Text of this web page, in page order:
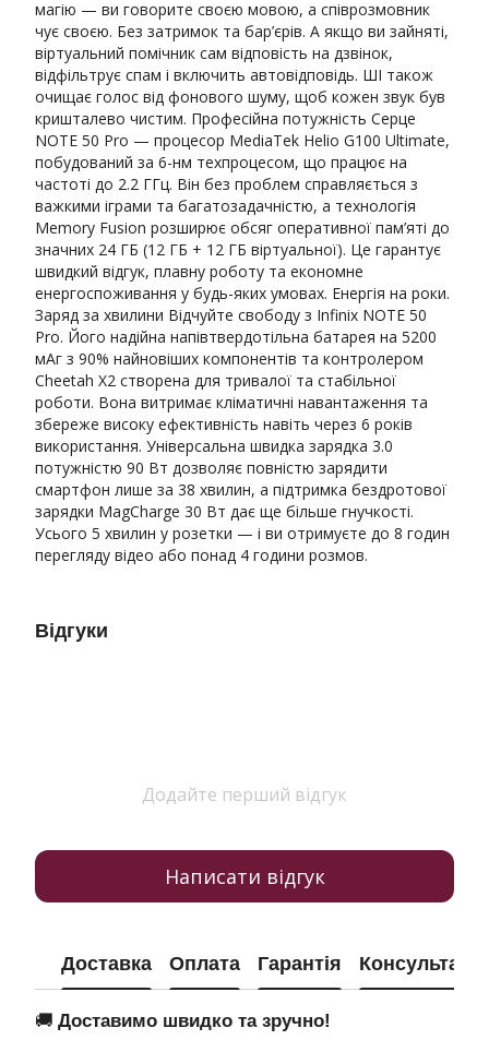
магію — ви говорите своєю мовою, а співрозмовник
чує своєю. Без затримок та бар’єрів. А якщо ви зайняті,
віртуальний помічник сам відповість на дзвінок,
відфільтрує спам і включить автовідповідь. ШІ також
очищає голос від фонового шуму, щоб кожен звук був
кришталево чистим. Професійна потужність Серце
NOTE 50 Pro — процесор MediaTek Helio G100 Ultimate,
побудований за 6-нм техпроцесом, що працює на
частоті до 2.2 ГГц. Він без проблем справляється з
важкими іграми та багатозадачністю, а технологія
Memory Fusion розширює обсяг оперативної пам’яті до
значних 24 ГБ (12 ГБ + 12 ГБ віртуальної). Це гарантує
швидкий відгук, плавну роботу та економне
енергоспоживання у будь-яких умовах. Енергія на роки.
Заряд за хвилини Відчуйте свободу з Infinix NOTE 50
Pro. Його надійна напівтвердотільна батарея на 5200
мАг з 90% найновіших компонентів та контролером
Cheetah X2 створена для тривалої та стабільної
роботи. Вона витримає кліматичні навантаження та
збереже високу ефективність навіть через 6 років
використання. Універсальна швидка зарядка 3.0
потужністю 90 Вт дозволяє повністю зарядити
смартфон лише за 38 хвилин, а підтримка бездротової
зарядки MagCharge 30 Вт дає ще більше гнучкості.
Усього 5 хвилин у розетки — і ви отримуєте до 8 годин
перегляду відео або понад 4 години розмов.
Відгуки
Додайте перший відгук
Написати відгук
Доставка Оплата Гарантія Консультація
🚚 Доставимо швидко та зручно!